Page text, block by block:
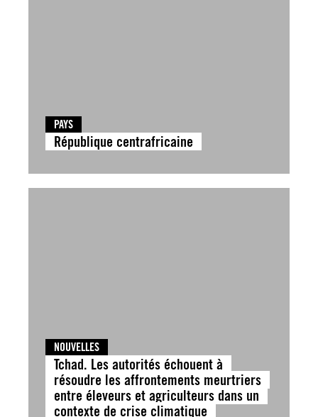
PAYS
République centrafricaine
NOUVELLES
Tchad. Les autorités échouent à
résoudre les affrontements meurtriers
entre éleveurs et agriculteurs dans un
contexte de crise climatique